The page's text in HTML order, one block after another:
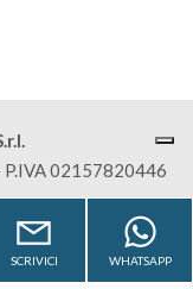
P.IVA 02157820446
Cookie Policy
SCRIVICI WHATSAPP